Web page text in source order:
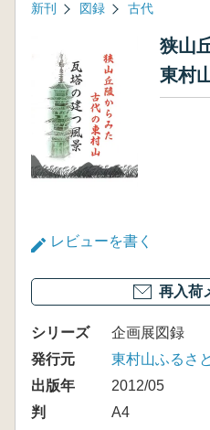
新刊 図録 古代
狭山
東村
レビューを書く
再入荷
シリーズ
企画展図録
発行元
東村山ふるさ
出版年
2012/05
判
A4